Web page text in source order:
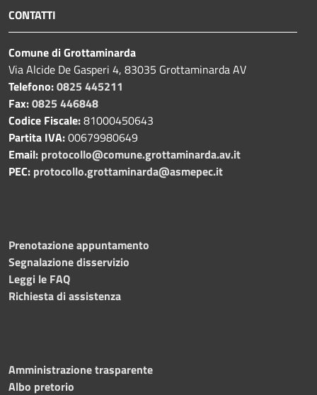
CONTATTI
Comune di Grottaminarda
Via Alcide De Gasperi 4, 83035 Grottaminarda AV
Telefono:0825 445211
Fax:0825 446848
Codice Fiscale:81000450643
Partita IVA:00679980649
Email: protocollo@comune.grottaminarda.av.it
PEC: protocollo.grottaminarda@asmepec.it
Prenotazione appuntamento
Segnalazione disservizio
Leggi le FAQ
Richiesta di assistenza
Amministrazione trasparente
Albo pretorio